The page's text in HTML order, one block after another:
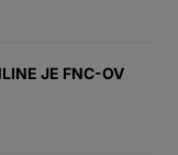
JE FNC-OV